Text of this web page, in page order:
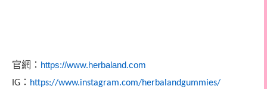
官網： https://www.herbaland.com
IG ： https://www.instagram.com/herbalandgummies/